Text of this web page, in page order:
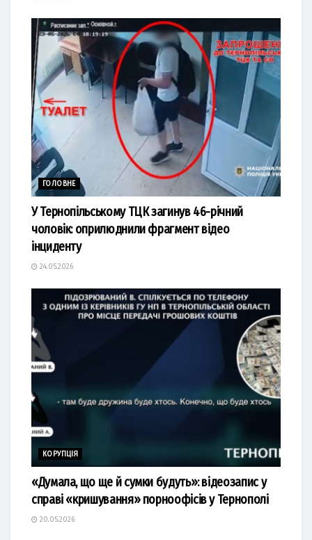
ГОЛОВНЕ
У Тернопільському ТЦК загинув 46-річний
чоловік: оприлюднили фрагмент відео
інциденту
24.05.2026
КОРУПЦІЯ
«Думала, що ще й сумки будуть»: відеозапис у
справі «кришування» порноофісів у Тернополі
20.05.2026